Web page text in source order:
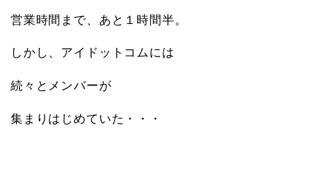
営業時間まで、あと１時間半。
しかし、アイドットコムには
続々とメンバーが
集まりはじめていた・・・